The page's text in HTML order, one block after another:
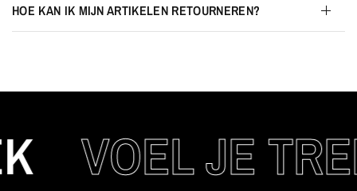
HOE KAN IK MIJN ARTIKELEN RETOURNEREN?
VOEL JE